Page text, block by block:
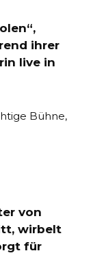
ihrer
live in
Bühne,
von
wirbelt
für